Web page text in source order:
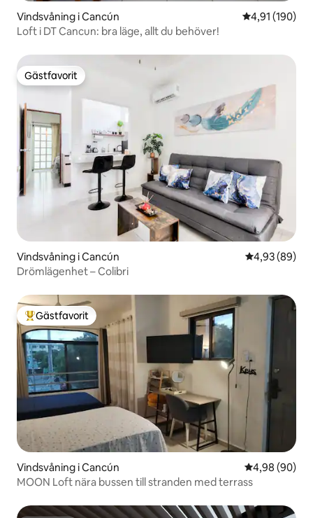
Vindsvåning i Cancún 4,91 av 5 i
4,91 (190)
Loft i DT Cancun: bra läge, allt du behöver!
Gästfavorit
Gästfavorit
Vindsvåning i Cancún 4,93 av 5 i
4,93 (89)
Drömlägenhet – Colibri
Populär gästfavorit
Gästfavorit
Vindsvåning i Cancún 4,98 av 5 i
4,98 (90)
MOON Loft nära bussen till stranden med terrass